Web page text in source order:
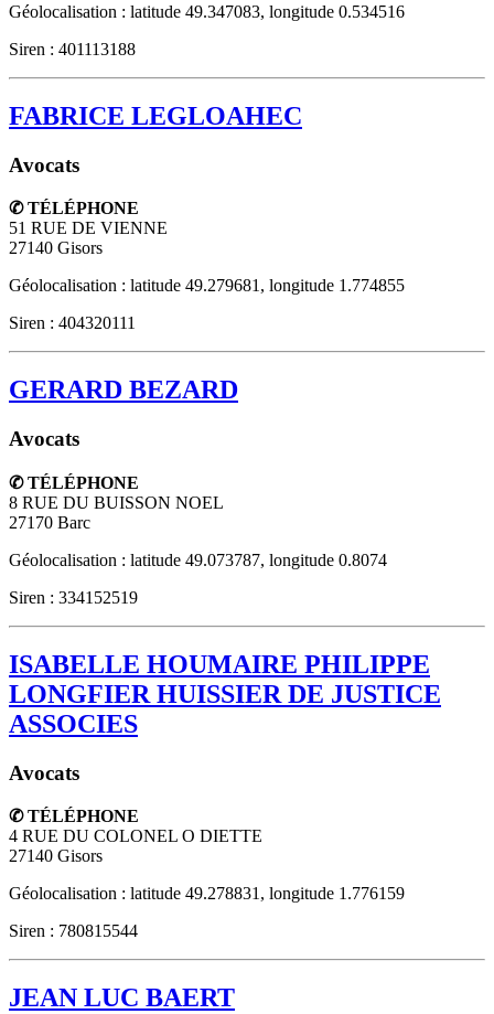
Géolocalisation : latitude 49.347083, longitude 0.534516
Siren : 401113188
FABRICE LEGLOAHEC
Avocats
✆ TÉLÉPHONE
51 RUE DE VIENNE
27140 Gisors
Géolocalisation : latitude 49.279681, longitude 1.774855
Siren : 404320111
GERARD BEZARD
Avocats
✆ TÉLÉPHONE
8 RUE DU BUISSON NOEL
27170 Barc
Géolocalisation : latitude 49.073787, longitude 0.8074
Siren : 334152519
ISABELLE HOUMAIRE PHILIPPE
LONGFIER HUISSIER DE JUSTICE
ASSOCIES
Avocats
✆ TÉLÉPHONE
4 RUE DU COLONEL O DIETTE
27140 Gisors
Géolocalisation : latitude 49.278831, longitude 1.776159
Siren : 780815544
JEAN LUC BAERT